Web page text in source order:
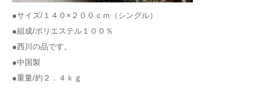
●サイズ/１４０×２００ｃｍ（シングル）
●組成/ポリエステル１００％
●西川の品です。
●中国製
●重量/約２．４ｋｇ